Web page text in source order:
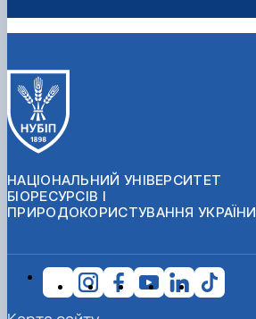
НАЦІОНАЛЬНИЙ УНІВЕРСИТЕТ
БІОРЕСУРСІВ І
ПРИРОДОКОРИСТУВАННЯ УКРАЇНИ